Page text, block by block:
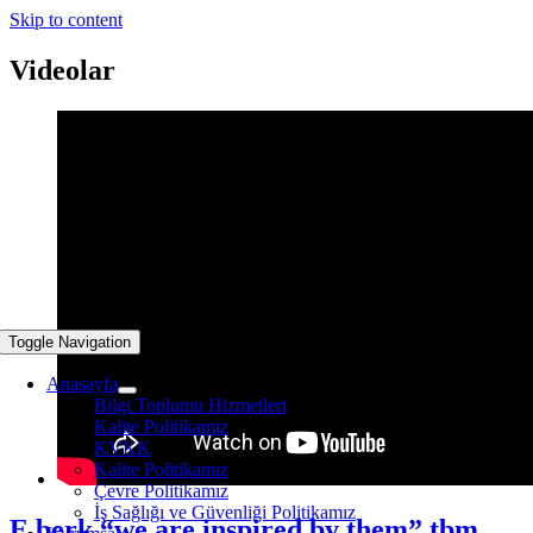
Skip to content
Toggle Navigation
Anasayfa
Bilgi Toplumu Hizmetleri
Kalite Politikamız
KVKK
Kalite Politikamız
Çevre Politikamız
İş Sağlığı ve Güvenliği Politikamız
Videolar